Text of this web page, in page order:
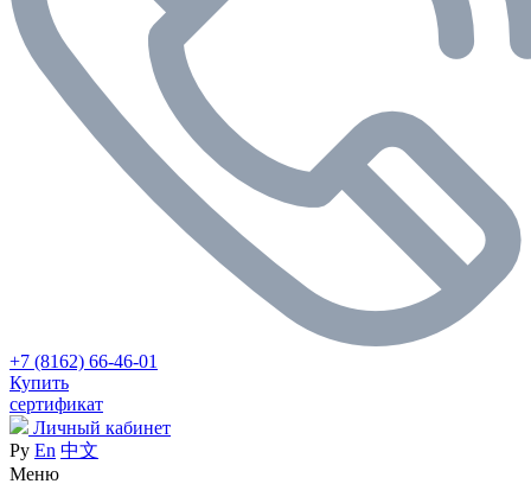
+7 (8162) 66-46-01
Купить
сертификат
Личный кабинет
Ру En 中文
Меню